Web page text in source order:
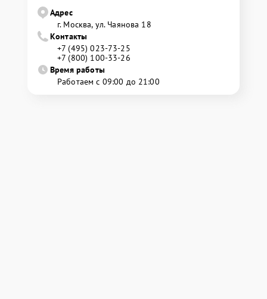
Адрес
г. Москва, ул. Чаянова 18
Контакты
+7 (495) 023-73-25
+7 (800) 100-33-26
Время работы
Работаем с 09:00 до 21:00